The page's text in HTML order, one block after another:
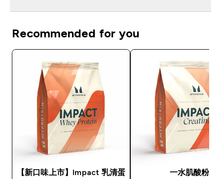
Recommended for you
【新口味上市】Impact 乳清蛋
一水肌酸粉